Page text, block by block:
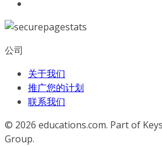
公司
关于我们
推广您的计划
联系我们
© 2026 educations.com. Part of
Group.